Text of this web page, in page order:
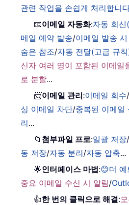
관련 작업을 손쉽게 처리합니다
📧이메일 자동화:자동 회신
메일 예약 발송/이메일 발송
숨은 참조/자동 전달(고급 규칙
신자 여러 명이 포함된 이메일
로 분할...
📨이메일 관리:이메일 회수
싱 이메일 차단/중복된 이메일
리...
📁 첨부파일 프로:일괄 저장/
동 저장/자동 분리/자동 압축...
🌟인터페이스 마법:😊더
중요 이메일 수신 시 알림/
👍한 번의 클릭으로 해결: